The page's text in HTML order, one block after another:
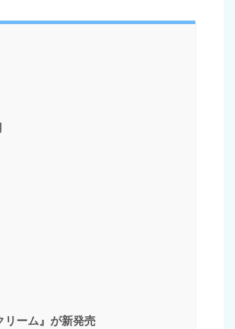
リーム』が新発売